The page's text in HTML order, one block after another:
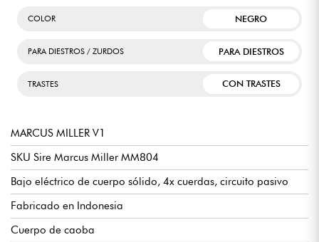
COLOR NEGRO
PARA DIESTROS / ZURDOS PARA DIESTROS
TRASTES CON TRASTES
MARCUS MILLER V1
SKU Sire Marcus Miller MM804
Bajo eléctrico de cuerpo sólido, 4x cuerdas, circuito pasivo
Fabricado en Indonesia
Cuerpo de caoba